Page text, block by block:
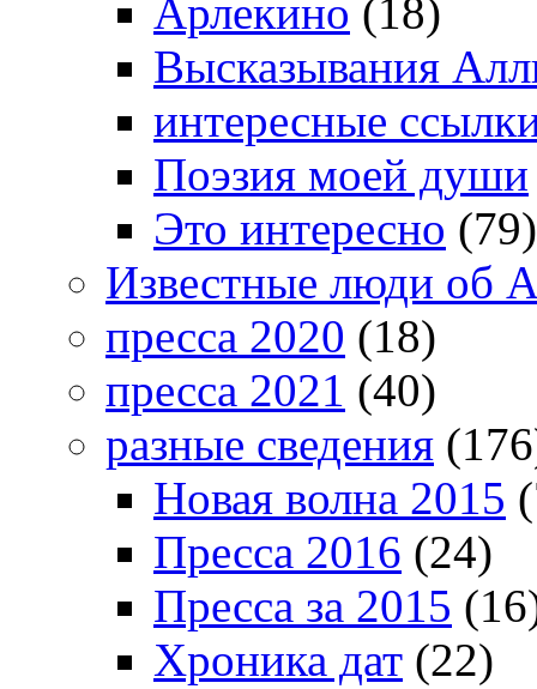
Арлекино (18)
Высказывания
интересные
Поэзия моей души
Это интересно (79)
Известные люди об
пресса 2020 (18)
пресса 2021 (40)
разные сведения
Новая волна 2015
Пресса 2016 (24)
Пресса за 2015
Хроника дат (22)